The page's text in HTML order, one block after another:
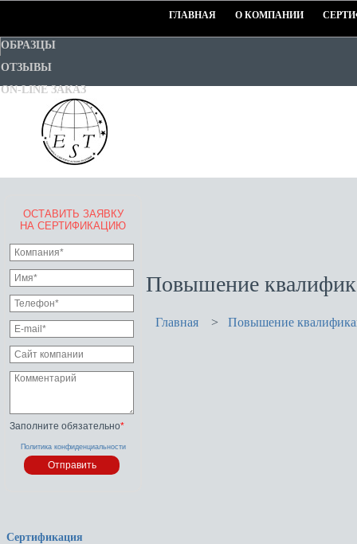
ГЛАВНАЯ О КОМПАНИИ
ОБРАЗЦЫ
ОТЗЫВЫ
ON-LINE ЗАКАЗ
ОСТАВИТЬ ЗАЯВКУ
НА СЕРТИФИКАЦИЮ
Заполните обязательно*
Политика конфиденциальности
Сертификация
Повышение
Главная > Повышение